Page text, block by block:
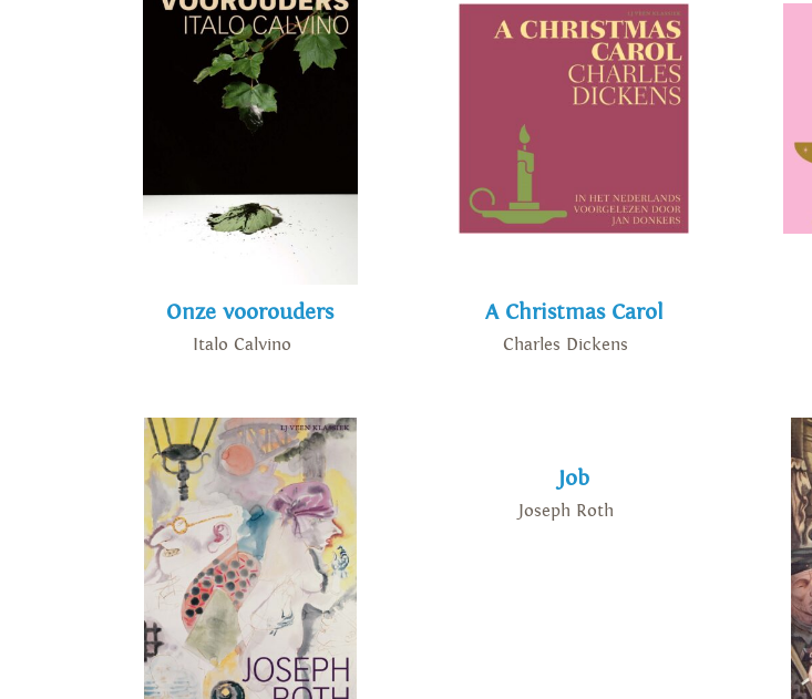
Onze voorouders
Italo Calvino
A Christmas Carol
Charles Dickens
Job
Joseph Roth